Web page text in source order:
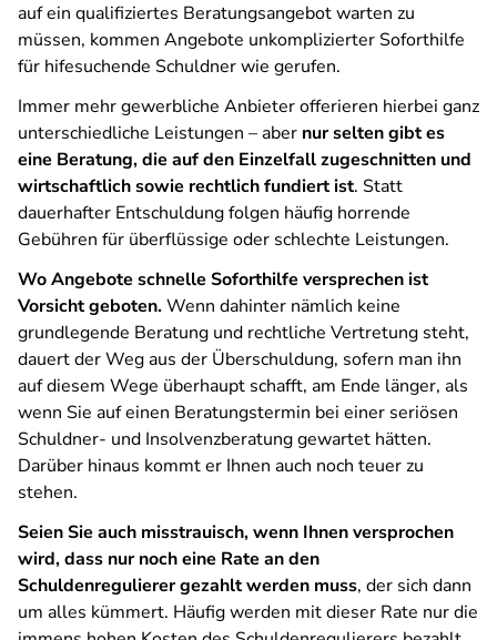
auf ein qualifiziertes Beratungsangebot warten zu
müssen, kommen Angebote unkomplizierter Soforthilfe
für hifesuchende Schuldner wie gerufen.
Immer mehr gewerbliche Anbieter offerieren hierbei ganz
unterschiedliche Leistungen – aber nur selten gibt es
eine Beratung, die auf den Einzelfall zugeschnitten und
wirtschaftlich sowie rechtlich fundiert ist. Statt
dauerhafter Entschuldung folgen häufig horrende
Gebühren für überflüssige oder schlechte Leistungen.
Wo Angebote schnelle Soforthilfe versprechen ist
Vorsicht geboten.Wenn dahinter nämlich keine
grundlegende Beratung und rechtliche Vertretung steht,
dauert der Weg aus der Überschuldung, sofern man ihn
auf diesem Wege überhaupt schafft, am Ende länger, als
wenn Sie auf einen Beratungstermin bei einer seriösen
Schuldner- und Insolvenzberatung gewartet hätten.
Darüber hinaus kommt er Ihnen auch noch teuer zu
stehen.
Seien Sie auch misstrauisch, wenn Ihnen versprochen
wird, dass nur noch eine Rate an den
Schuldenregulierer gezahlt werden muss, der sich dann
um alles kümmert. Häufig werden mit dieser Rate nur die